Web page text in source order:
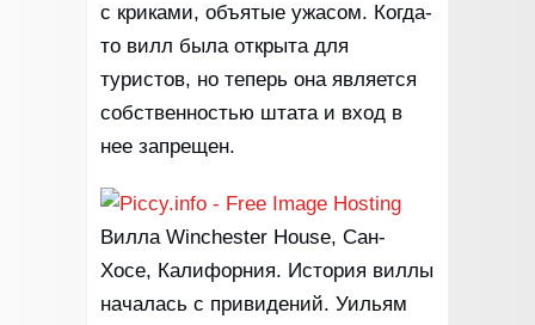
с криками, объятые ужасом. Когда-
то вилл была открыта для
туристов, но теперь она является
собственностью штата и вход в
нее запрещен.
Вилла Winchester House, Сан-
Хосе, Калифорния. История виллы
началась с привидений. Уильям